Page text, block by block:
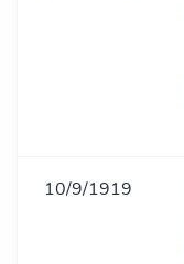
10/9/1919